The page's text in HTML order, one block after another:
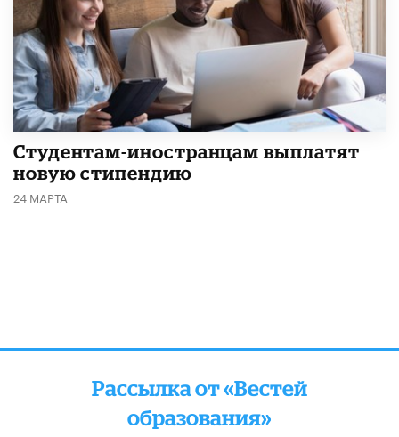
Студентам-иностранцам выплатят
новую стипендию
24 МАРТА
Рассылка от «Вестей
образования»